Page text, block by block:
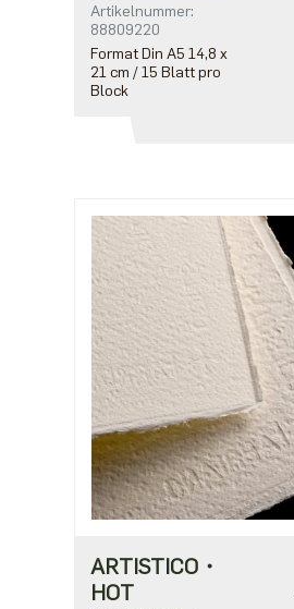
Artikelnummer:
88809220
Format Din A5 14,8 x
21 cm / 15 Blatt pro
Block
ARTISTICO・
HOT